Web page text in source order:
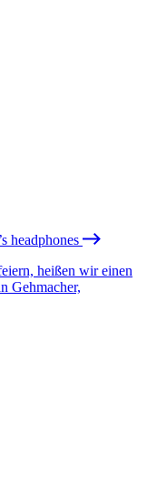
headphones
heißen wir einen
Gehmacher,